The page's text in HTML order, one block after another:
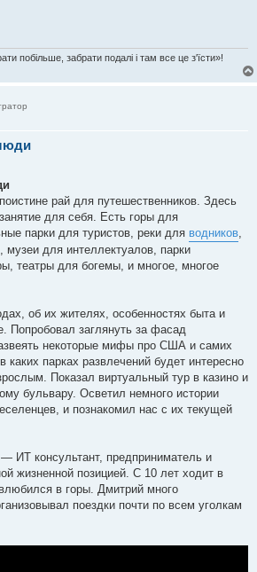
побільше, забрати подалі і там все це з'їсти»!
рай для путешественников. Здесь
для себя. Есть горы для
парки для туристов, реки для водников,
для интеллектуалов, парки
театры для богемы, и многое, многое
об их жителях, особенностях быта и
Попробовал заглянуть за фасад
некоторые мифы про США и самих
парках развлечений будет интересно
Показал виртуальный тур в казино и
бульвару. Осветил немного истории
и познакомил нас с их текущей
ИТ консультант, предприниматель и
жизненной позицией. С 10 лет ходит в
в горы. Дмитрий много
поездки почти по всем уголкам